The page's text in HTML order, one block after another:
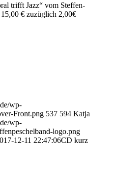
trifft Jazz“ vom Steffen-
15,00 € zuzüglich 2,00€
wp-
Front.png 537 594 Katja
wp-
logo.png
12-11 22:47:06CD kurz